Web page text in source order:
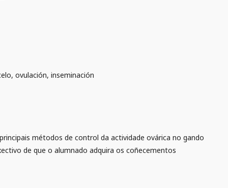
ovulación, inseminación
métodos de control da actividade ovárica no gando
de que o alumnado adquira os coñecementos